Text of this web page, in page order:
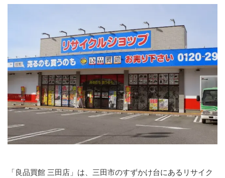
「良品買館 三田店」は、三田市のすずかけ台にあるリサイク